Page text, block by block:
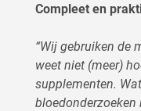
Compleet en
“Wij gebruiken de
weet niet (meer)
supplementen.